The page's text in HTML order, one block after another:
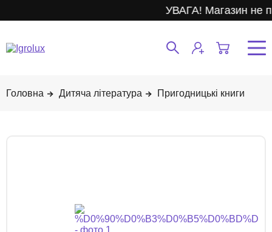
УВАГА! Магазин не
Дитяча література Пригодницькі книги